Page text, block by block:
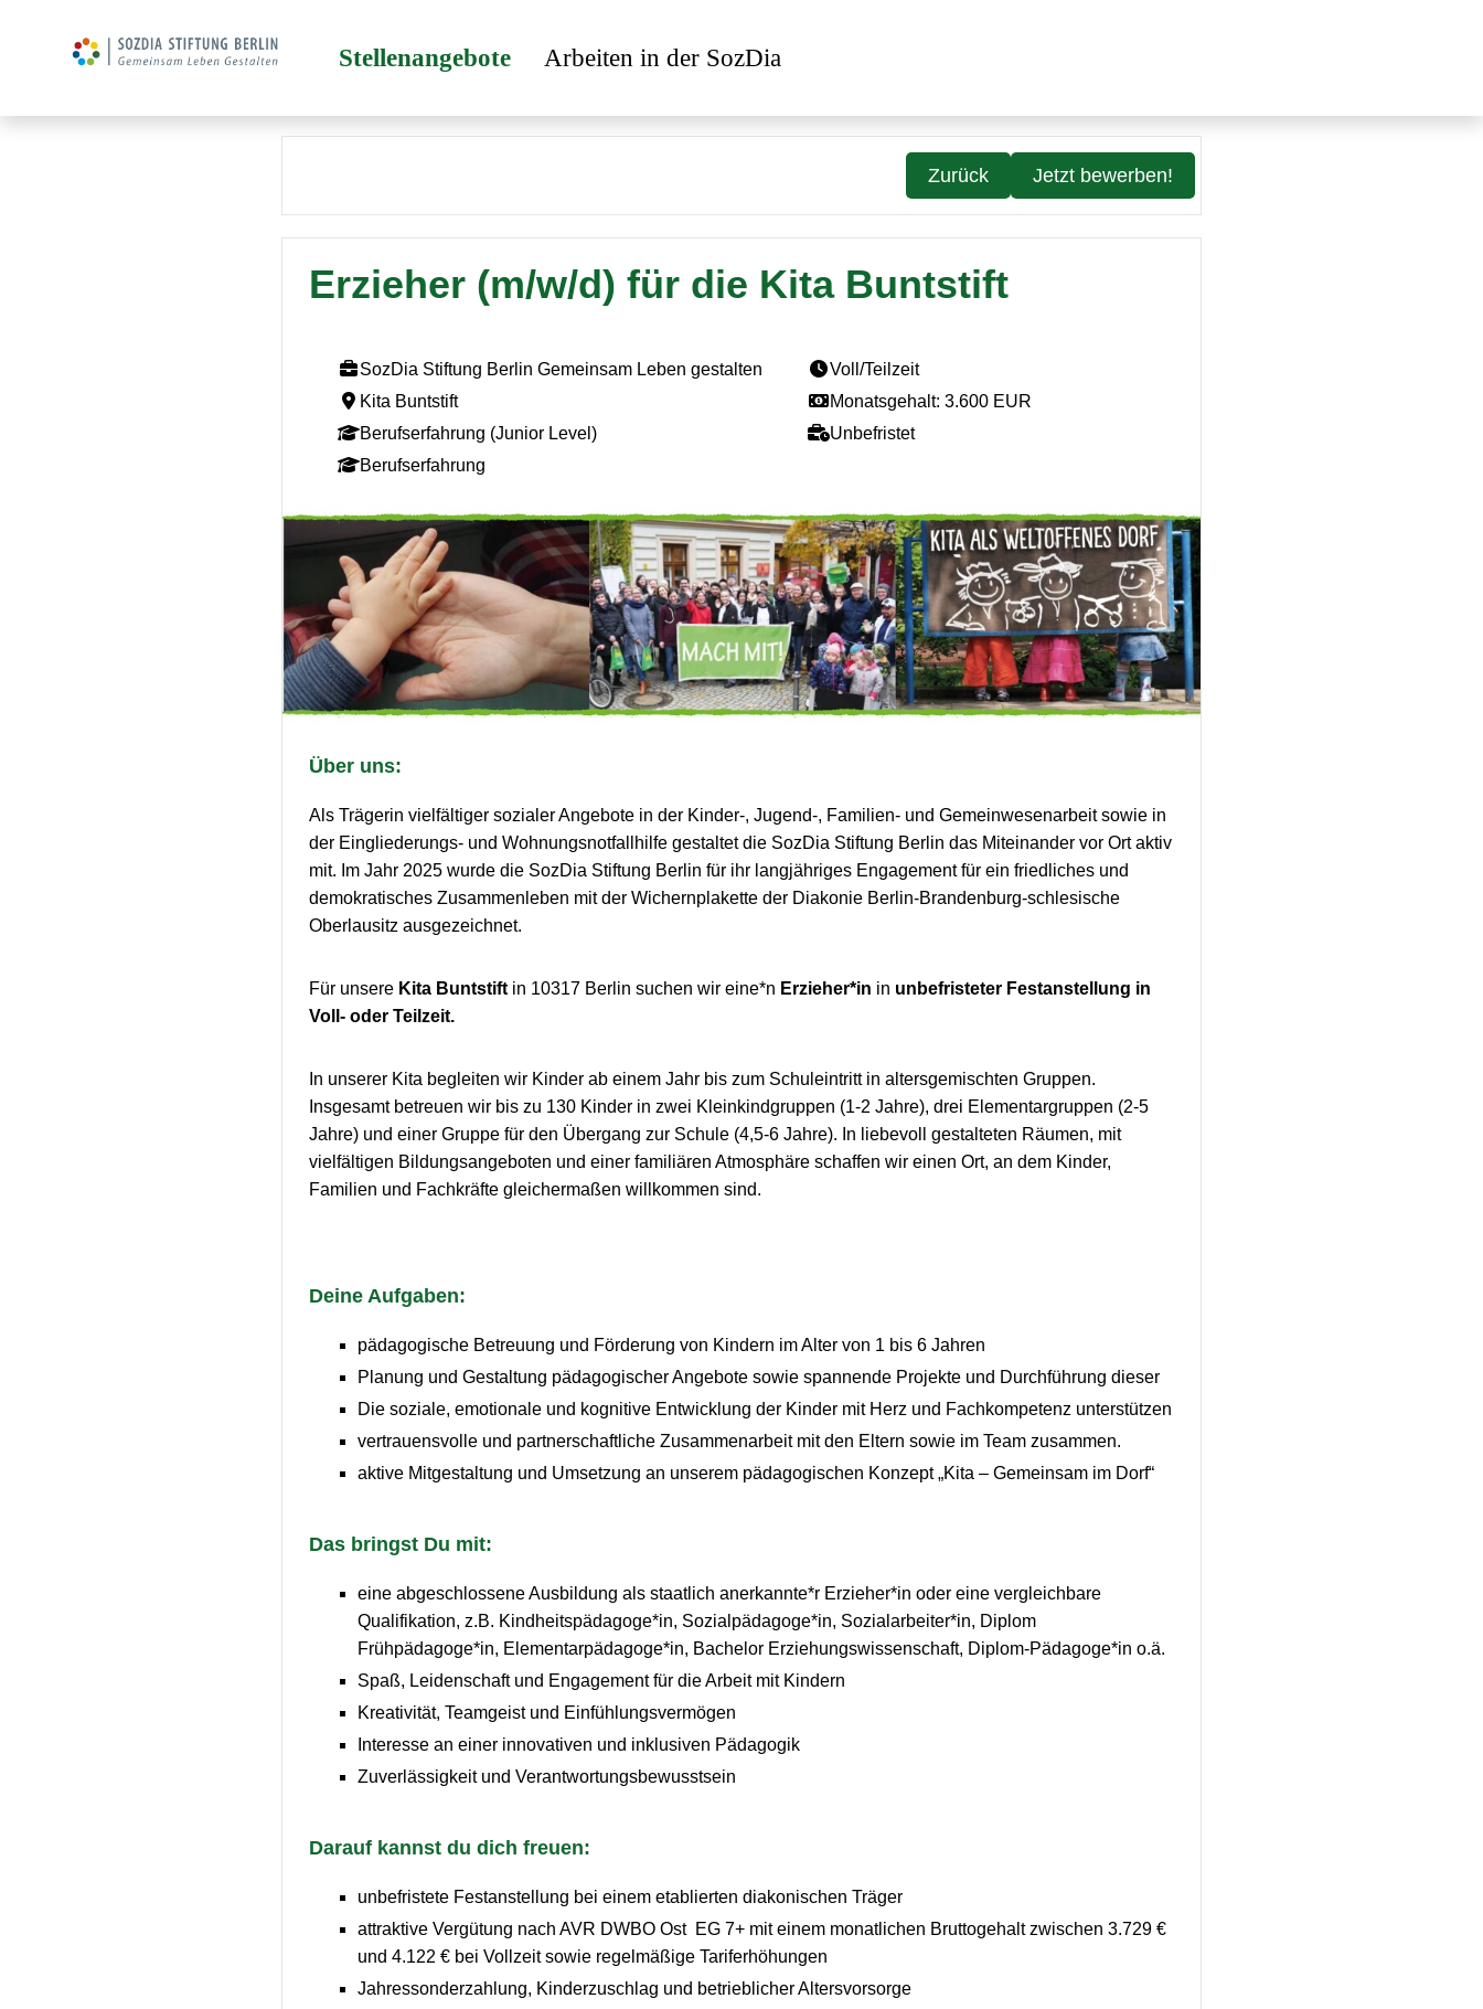
Stellenangebote Arbeiten in der SozDia
Zurück Jetzt bewerben!
Erzieher (m/w/d) für die Kita Buntstift
SozDia Stiftung Berlin Gemeinsam Leben gestalten
Kita Buntstift
Berufserfahrung (Junior Level)
Berufserfahrung
Voll/Teilzeit
Monatsgehalt: 3.600 EUR
Unbefristet
Über uns:
Als Trägerin vielfältiger sozialer Angebote in der Kinder-, Jugend-, Familien- und Gemeinwesenarbeit sowie in
der Eingliederungs- und Wohnungsnotfallhilfe gestaltet die SozDia Stiftung Berlin das Miteinander vor Ort aktiv
mit. Im Jahr 2025 wurde die SozDia Stiftung Berlin für ihr langjähriges Engagement für ein friedliches und
demokratisches Zusammenleben mit der Wichernplakette der Diakonie Berlin-Brandenburg-schlesische
Oberlausitz ausgezeichnet.
Für unsere Kita Buntstift in 10317 Berlin suchen wir eine*n Erzieher*in in unbefristeter Festanstellung in
Voll- oder Teilzeit.
In unserer Kita begleiten wir Kinder ab einem Jahr bis zum Schuleintritt in altersgemischten Gruppen.
Insgesamt betreuen wir bis zu 130 Kinder in zwei Kleinkindgruppen (1-2 Jahre), drei Elementargruppen (2-5
Jahre) und einer Gruppe für den Übergang zur Schule (4,5-6 Jahre). In liebevoll gestalteten Räumen, mit
vielfältigen Bildungsangeboten und einer familiären Atmosphäre schaffen wir einen Ort, an dem Kinder,
Familien und Fachkräfte gleichermaßen willkommen sind.
Deine Aufgaben:
pädagogische Betreuung und Förderung von Kindern im Alter von 1 bis 6 Jahren
Planung und Gestaltung pädagogischer Angebote sowie spannende Projekte und Durchführung dieser
Die soziale, emotionale und kognitive Entwicklung der Kinder mit Herz und Fachkompetenz unterstützen
vertrauensvolle und partnerschaftliche Zusammenarbeit mit den Eltern sowie im Team zusammen.
aktive Mitgestaltung und Umsetzung an unserem pädagogischen Konzept „Kita – Gemeinsam im Dorf“
Das bringst Du mit:
eine abgeschlossene Ausbildung als staatlich anerkannte*r Erzieher*in oder eine vergleichbare
Qualifikation, z.B. Kindheitspädagoge*in, Sozialpädagoge*in, Sozialarbeiter*in, Diplom
Frühpädagoge*in, Elementarpädagoge*in, Bachelor Erziehungswissenschaft, Diplom-Pädagoge*in o.ä.
Spaß, Leidenschaft und Engagement für die Arbeit mit Kindern
Kreativität, Teamgeist und Einfühlungsvermögen
Interesse an einer innovativen und inklusiven Pädagogik
Zuverlässigkeit und Verantwortungsbewusstsein
Darauf kannst du dich freuen:
unbefristete Festanstellung bei einem etablierten diakonischen Träger
attraktive Vergütung nach AVR DWBO Ost EG 7+ mit einem monatlichen Bruttogehalt zwischen 3.729 €
und 4.122 € bei Vollzeit sowie regelmäßige Tariferhöhungen
Jahressonderzahlung, Kinderzuschlag und betrieblicher Altersvorsorge